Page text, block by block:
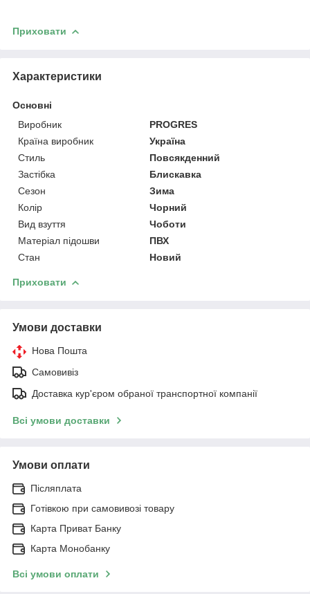
Приховати
Характеристики
Основні
Виробник
PROGRES
Країна виробник
Україна
Стиль
Повсякденний
Застібка
Блискавка
Сезон
Зима
Колір
Чорний
Вид взуття
Чоботи
Матеріал підошви
ПВХ
Стан
Новий
Приховати
Умови доставки
Нова Пошта
Самовивіз
Доставка кур'єром обраної транспортної компанії
Всі умови доставки
Умови оплати
Післяплата
Готівкою при самовивозі товару
Карта Приват Банку
Карта Монобанку
Всі умови оплати